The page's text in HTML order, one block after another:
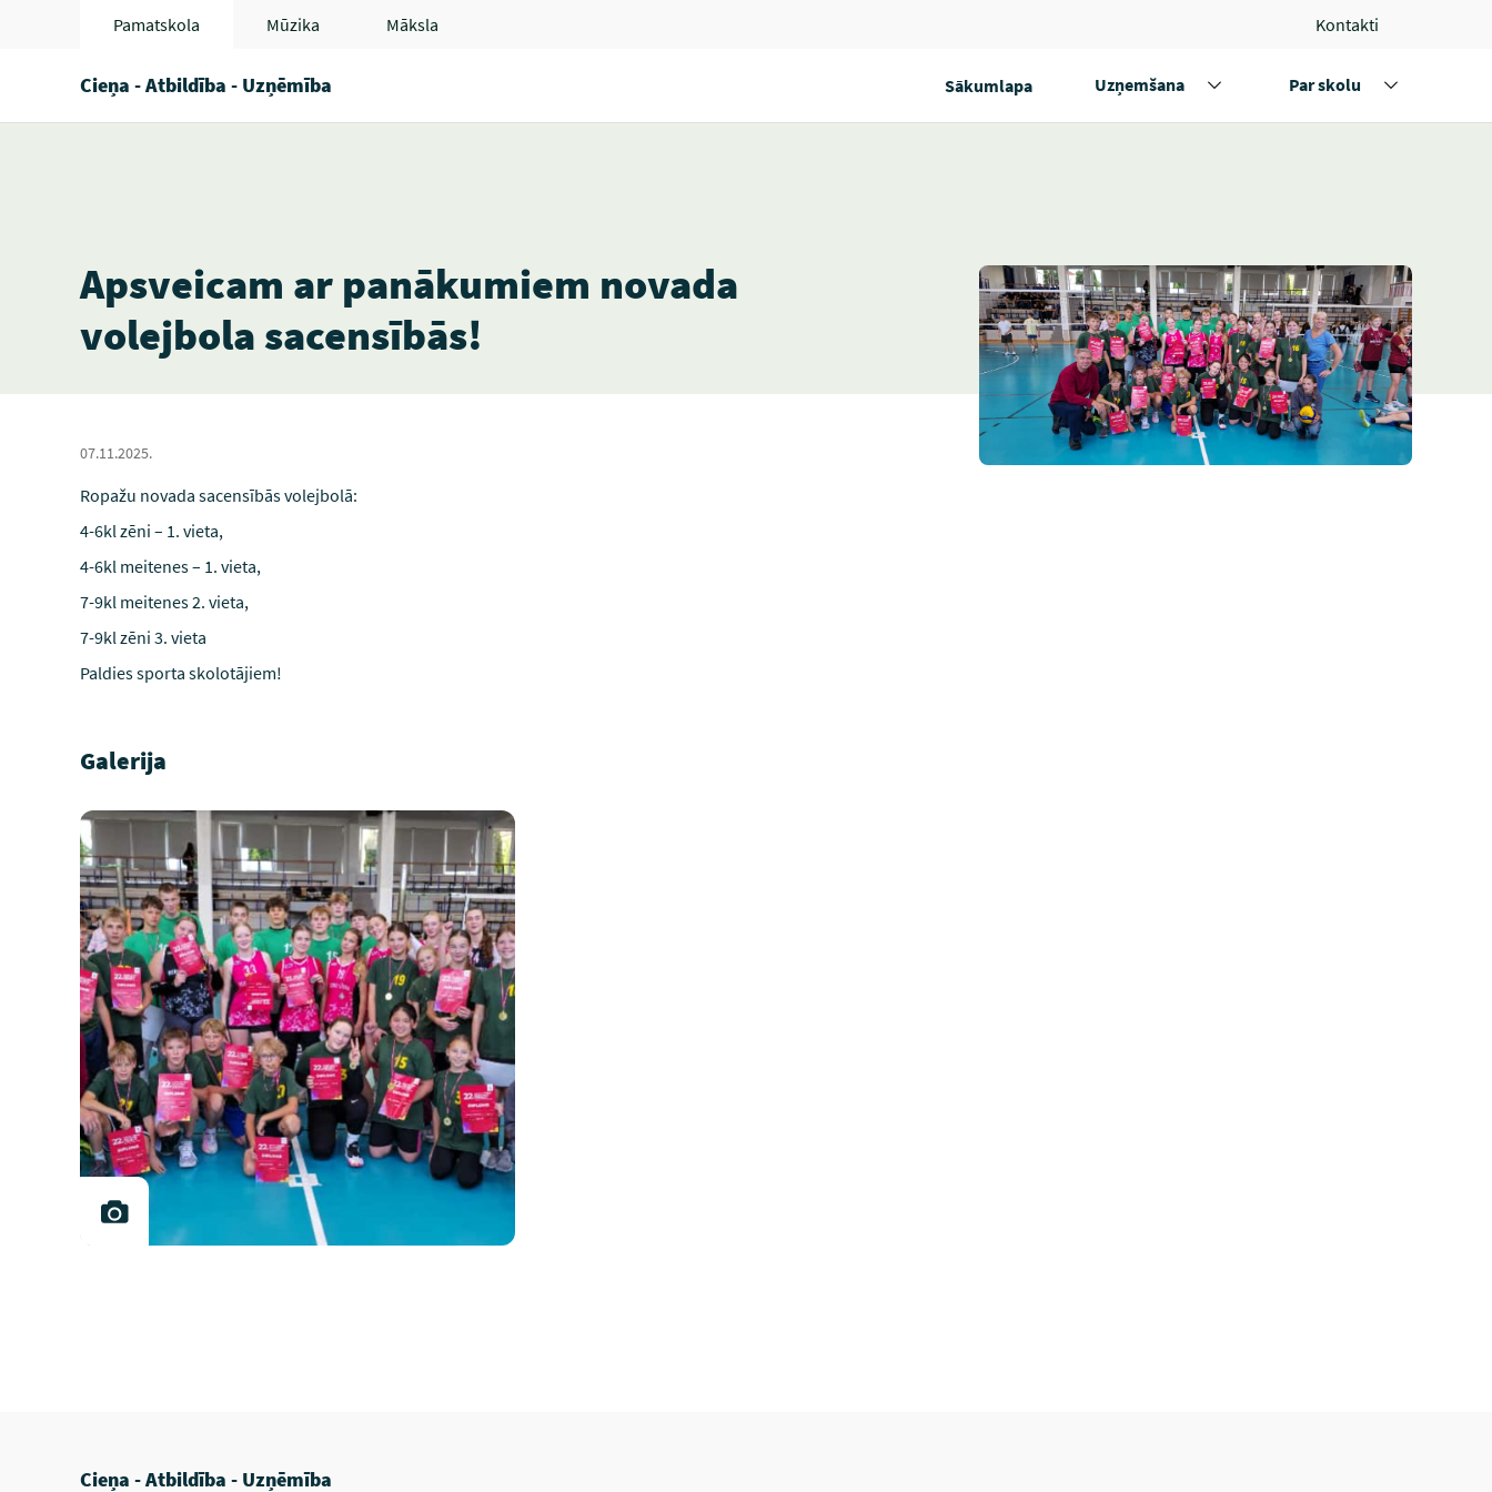
Pamatskola Mūzika Māksla Kontakti
Cieņa - Atbildība - Uzņēmība Sākumlapa Uzņemšana Par skolu
Apsveicam ar panākumiem novada
volejbola sacensībās!
07.11.2025.
Ropažu novada sacensībās volejbolā:
4-6kl zēni – 1. vieta,
4-6kl meitenes – 1. vieta,
7-9kl meitenes 2. vieta,
7-9kl zēni 3. vieta
Paldies sporta skolotājiem!
Galerija
Cieņa - Atbildība - Uzņēmība